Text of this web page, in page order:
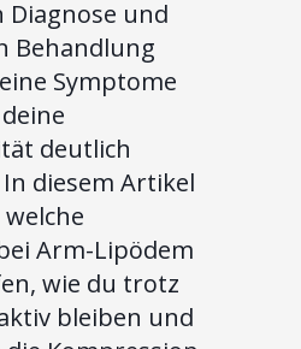
und
Behandlung
Symptome
deutlich
diesem Artikel
Arm-Lipödem
wie du trotz
bleiben und